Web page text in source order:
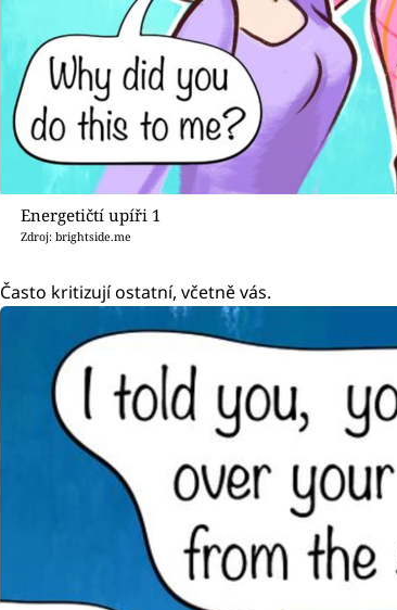
Energetičtí upíři 1
Zdroj: brightside.me
Často kritizují ostatní, včetně vás.